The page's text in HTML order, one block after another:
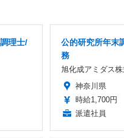
理士/
公的研究所年末
務
旭化成アミダス
神奈川県
時給1,700円
派遣社員